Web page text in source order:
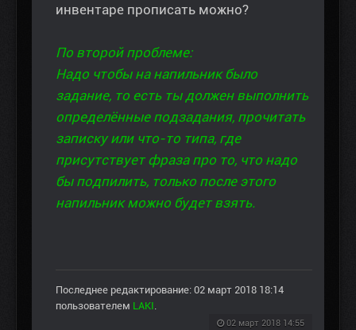
инвентаре прописать можно?
По второй проблеме:
Надо чтобы на напильник было
задание, то есть ты должен выполнить
определённые подзадания, прочитать
записку или что-то типа, где
присутствует фраза про то, что надо
бы подпилить, только после этого
напильник можно будет взять.
Последнее редактирование: 02 март 2018 18:14
пользователем LAKI
02 март 2018 14:55